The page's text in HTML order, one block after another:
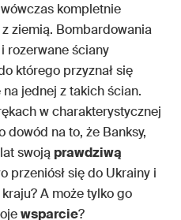
kompletnie
ziemią. Bombardowania
i rozerwane ściany
którego przyznał się
na jednej z takich ścian.
w charakterystycznej
dowód na to, że Banksy,
swoją prawdziwą
przeniósł się do Ukrainy i
A może tylko go
wsparcie?